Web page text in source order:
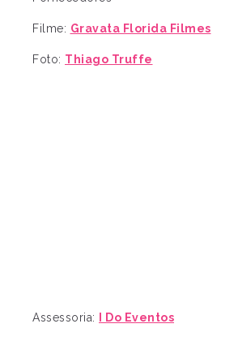
Filme: Gravata Florida Filmes
Foto: Thiago Truffe
Assessoria: I Do Eventos